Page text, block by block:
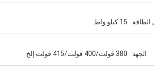
15 كيلو واط
الجهد 380 فولت/400 فولت/415 فولت إلخ